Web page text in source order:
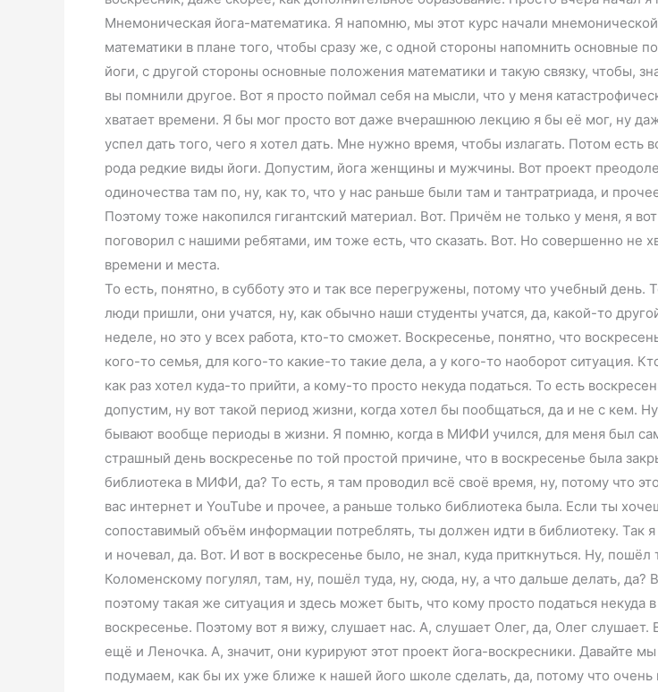
Мнемоническая йога-математика. Я напомню, мы этот курс начали
математики в плане того, чтобы сразу же, с одной стороны напомнить основные
йоги, с другой стороны основные положения математики и такую связку, чтобы,
вы помнили другое. Вот я просто поймал себя на мысли, что у меня
хватает времени. Я бы мог просто вот даже вчерашнюю лекцию я бы её мог, ну
успел дать того, чего я хотел дать. Мне нужно время, чтобы излагать. Потом есть
рода редкие виды йоги. Допустим, йога женщины и мужчины. Вот проект
одиночества там по, ну, как то, что у нас раньше были там и тантратриада, и
Поэтому тоже накопился гигантский материал. Вот. Причём не только у меня, я
поговорил с нашими ребятами, им тоже есть, что сказать. Вот. Но совершенно не
времени и места.
То есть, понятно, в субботу это и так все перегружены, потому что учебный день.
люди пришли, они учатся, ну, как обычно наши студенты учатся, да, какой-то
неделе, но это у всех работа, кто-то сможет. Воскресенье, понятно, что
кого-то семья, для кого-то какие-то такие дела, а у кого-то наоборот ситуация.
как раз хотел куда-то прийти, а кому-то просто некуда податься. То есть
допустим, ну вот такой период жизни, когда хотел бы пообщаться, да и не с кем.
бывают вообще периоды в жизни. Я помню, когда в МИФИ учился, для меня был
страшный день воскресенье по той простой причине, что в воскресенье была
библиотека в МИФИ, да? То есть, я там проводил всё своё время, ну, потому что
вас интернет и YouTube и прочее, а раньше только библиотека была. Если ты
сопоставимый объём информации потреблять, ты должен идти в библиотеку. Так
и ночевал, да. Вот. И вот в воскресенье было, не знал, куда приткнуться. Ну, пошёл
Коломенскому погулял, там, ну, пошёл туда, ну, сюда, ну, а что дальше делать, да?
поэтому такая же ситуация и здесь может быть, что кому просто податься некуда
воскресенье. Поэтому вот я вижу, слушает нас. А, слушает Олег, да, Олег слушает.
ещё и Леночка. А, значит, они курируют этот проект йога-воскресники. Давайте мы
подумаем, как бы их уже ближе к нашей його школе сделать, да, потому что очень